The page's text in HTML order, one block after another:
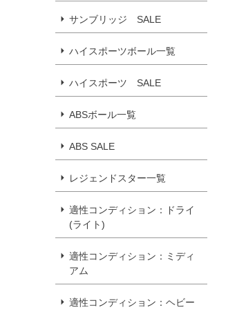
サンブリッジ SALE
ハイスポーツボール一覧
ハイスポーツ SALE
ABSボール一覧
ABS SALE
レジェンドスター一覧
適性コンディション：ドライ
(ライト)
適性コンディション：ミディ
アム
適性コンディション：ヘビー